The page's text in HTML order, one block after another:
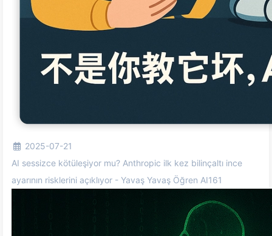
2025-07-21
AI sessizce kötüleşiyor mu? Anthropic ilk kez bilinçaltı ince
ayarının risklerini açıklıyor - Yavaş Yavaş Öğren AI161